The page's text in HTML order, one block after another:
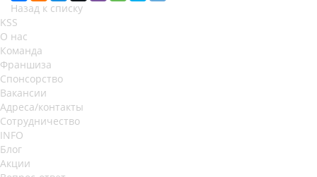
Назад к списку
KSS
О нас
Команда
Франшиза
Спонсорство
Вакансии
Адреса/контакты
Сотрудничество
INFO
Блог
Акции